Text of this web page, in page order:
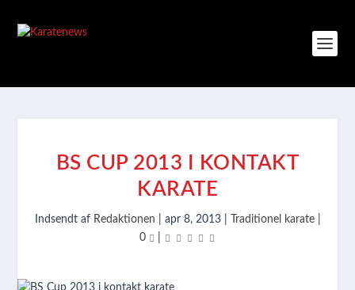
BS CUP 2013 I KONTAKT
KARATE
Indsendt af Redaktionen apr 8, 2013| Traditionel karate|
0